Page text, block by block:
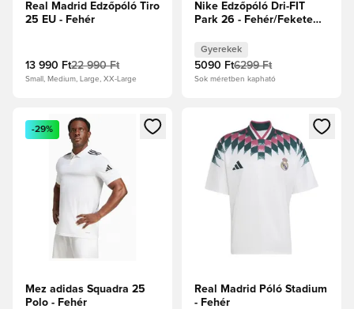
Real Madrid Edzőpóló Tiro
25 EU - Fehér
13 990 Ft22 990 Ft
Small, Medium, Large, XX-Large
Nike Edzőpóló Dri-FIT
Park 26 - Fehér/Fekete
Gyerekek
5090 Ft6299 Ft
Sok méretben kapható
Megnyit egy modált a bejelentkezéshez vagy a tagként
-29%
Mez adidas Squadra 25
Polo - Fehér
Megnyit egy modált a
Real Madrid Póló Stadium
- Fehér